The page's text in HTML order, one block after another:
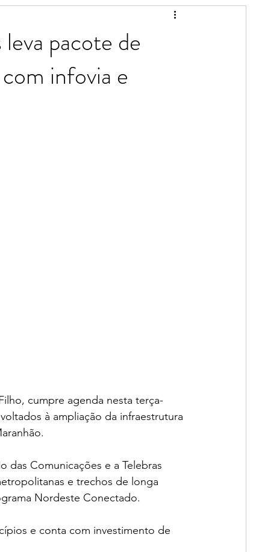
pacote de
infovia e
cumpre agenda nesta terça-
à ampliação da infraestrutura
das Comunicações e a Telebras
e trechos de longa
Nordeste Conectado.
e conta com investimento de